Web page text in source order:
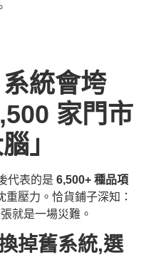
統會垮
家門市
」
代表的是 6,500+ 種品項
重壓力。恰貨鋪子深知：
就是一場災難。
掉舊系統,選